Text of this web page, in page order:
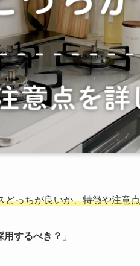
どっちが良いか、特徴や注意
用するべき？ 」